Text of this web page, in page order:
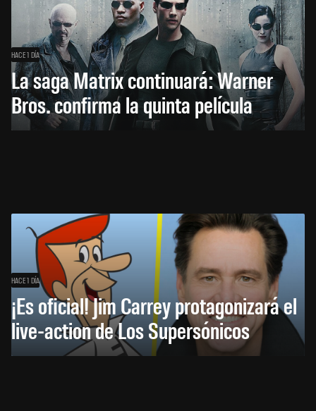
HACE 1 DÍA
La saga Matrix continuará: Warner
Bros. confirma la quinta película
HACE 1 DÍA
¡Es oficial! Jim Carrey protagonizará el
live-action de Los Supersónicos